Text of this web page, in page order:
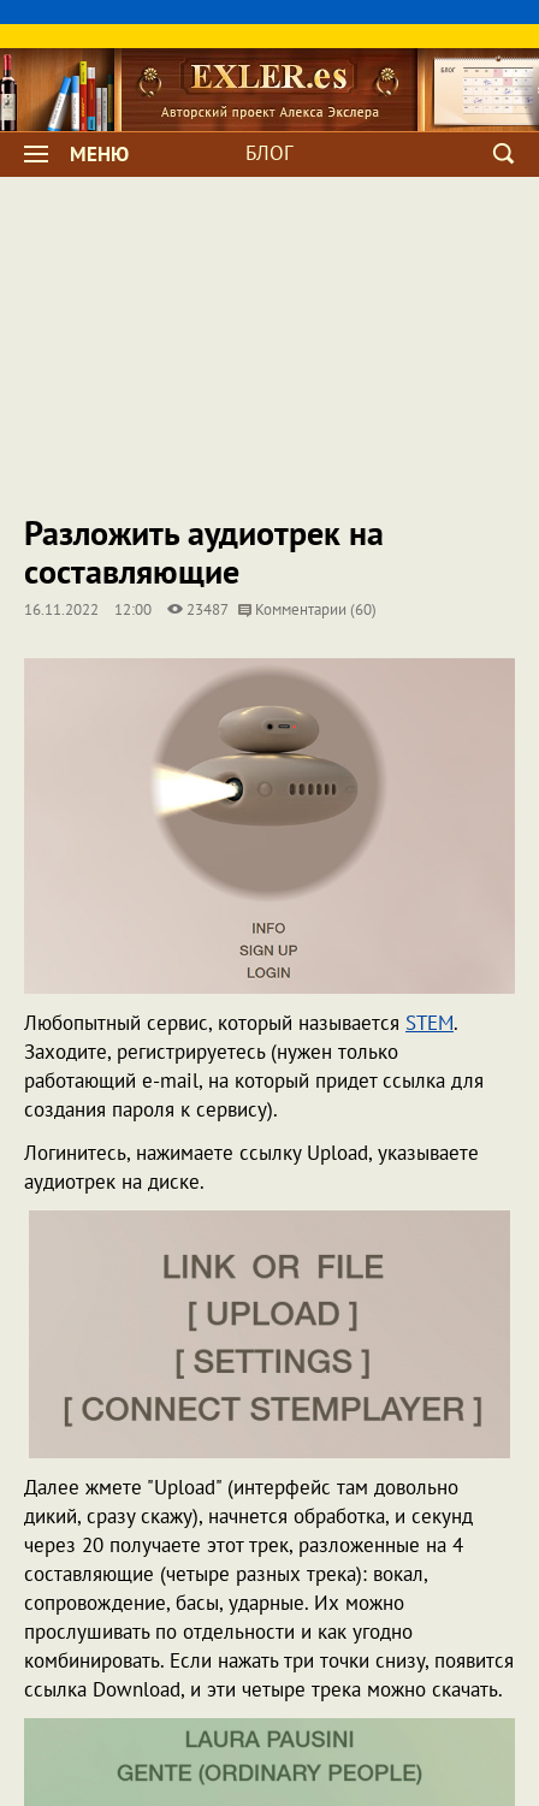
МЕНЮ БЛОГ
Разложить аудиотрек на
составляющие
16.11.2022 12:00 23487 Комментарии (60)
Любопытный сервис, который называется STEM.
Заходите, регистрируетесь (нужен только
работающий e-mail, на который придет ссылка для
создания пароля к сервису).
Логинитесь, нажимаете ссылку Upload, указываете
аудиотрек на диске.
Далее жмете "Upload" (интерфейс там довольно
дикий, сразу скажу), начнется обработка, и секунд
через 20 получаете этот трек, разложенные на 4
составляющие (четыре разных трека): вокал,
сопровождение, басы, ударные. Их можно
прослушивать по отдельности и как угодно
комбинировать. Если нажать три точки снизу, появится
ссылка Download, и эти четыре трека можно скачать.